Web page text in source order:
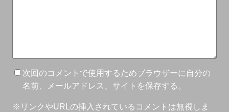
次回のコメントで使用するためブラウザーに自分の
名前、メールアドレス、サイトを保存する。
※リンクやURLの挿入されているコメントは無視しま